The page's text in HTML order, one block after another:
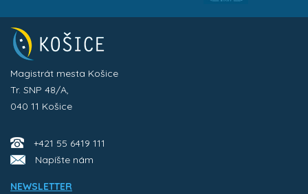
Magistrát mesta Košice
Tr. SNP 48/A,
040 11 Košice
+421 55 6419 111
Napíšte nám
NEWSLETTER